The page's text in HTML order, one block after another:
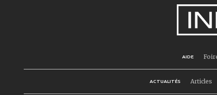
AIDE
ACTUALITÉS Articles